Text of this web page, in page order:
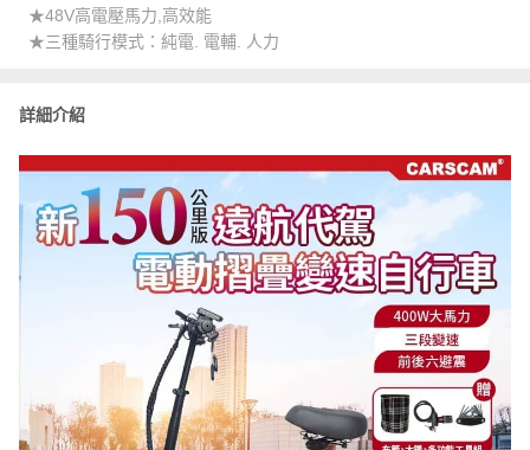
★48V高電壓馬力,高效能
★三種騎行模式：純電. 電輔. 人力
詳細介紹